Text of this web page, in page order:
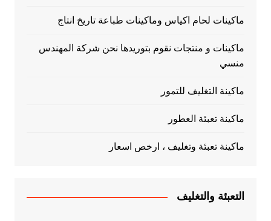
ماكينات لحام اكياس وماكينات طباعة تاريخ انتاج
ماكينات و منتجات نقوم بتوريدها نحن شركة المهندس
منسي
ماكينة التغليف للتمور
ماكينة تعبئة العطور
ماكينة تعبئة وتغليف ، ارخص اسعار
التعبئة والتغليف